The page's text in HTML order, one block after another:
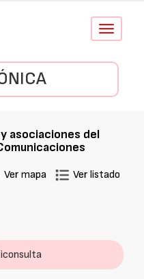
Conmutar
asociaciones del
Ver mapa Ver listado